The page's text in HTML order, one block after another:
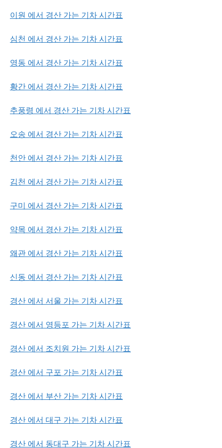
이원 에서 경산 가는 기차 시간표
심천 에서 경산 가는 기차 시간표
영동 에서 경산 가는 기차 시간표
황간 에서 경산 가는 기차 시간표
추풍령 에서 경산 가는 기차 시간표
오송 에서 경산 가는 기차 시간표
천안 에서 경산 가는 기차 시간표
김천 에서 경산 가는 기차 시간표
구미 에서 경산 가는 기차 시간표
약목 에서 경산 가는 기차 시간표
왜관 에서 경산 가는 기차 시간표
신동 에서 경산 가는 기차 시간표
경산 에서 서울 가는 기차 시간표
경산 에서 영등포 가는 기차 시간표
경산 에서 조치원 가는 기차 시간표
경산 에서 구포 가는 기차 시간표
경산 에서 부산 가는 기차 시간표
경산 에서 대구 가는 기차 시간표
경산 에서 동대구 가는 기차 시간표